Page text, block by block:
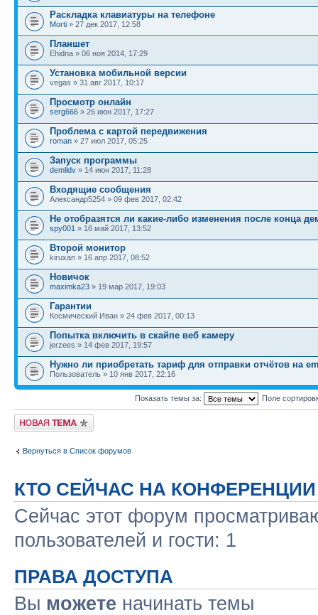
Раскладка клавиатуры на телефоне
Morti » 27 дек 2017, 12:58
Планшет
Ehidna » 06 ноя 2014, 17:29
Установка мобильной версии
vegas » 31 авг 2017, 10:17
Просмотр онлайн
serg666 » 26 июн 2017, 17:27
Проблема с картой передвижения
roman » 27 июл 2017, 05:25
Запуск программы
demlldv » 14 июн 2017, 11:28
Входящие сообщения
Александр5254 » 09 фев 2017, 02:42
Не отобразятся ли какие-либо изменения после конца
spy001 » 16 май 2017, 13:52
Второй монитор
kiruxan » 16 апр 2017, 08:52
Новичок
maximka23 » 19 мар 2017, 19:03
Гарантии
Космический Иван » 24 фев 2017, 00:13
Попытка включить в скайпе веб камеру
jerzees » 14 фев 2017, 19:57
Нужно ли приобретать тариф для отправки отчётов на
Пользователь » 10 янв 2017, 22:16
Показать темы за: Поле
Новая тема
Вернуться в Список форумов
КТО СЕЙЧАС НА КОНФЕРЕНЦИИ
Сейчас этот форум
пользователей и гости: 1
ПРАВА ДОСТУПА
Вы можете начинать темы